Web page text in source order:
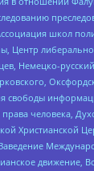
школ
Центр
Немецко-
свободы
человека,
Христианской
движение,